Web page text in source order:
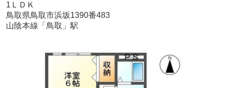
1ＬＤＫ
鳥取県鳥取市浜坂1390番483
山陰本線「鳥取」駅